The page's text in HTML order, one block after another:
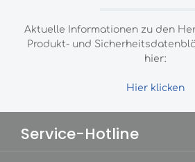
Aktuelle Informationen zu den
Produkt- und
hier:
Hier klicken
Service-Hotline